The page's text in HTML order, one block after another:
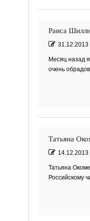
Раиса
31.12.2013
Месяц назад
очень
Татьяна
14.12.2013
Татьяна
Российскому